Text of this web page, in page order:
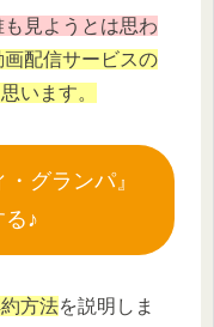
見ようとは思わ
画配信サービスの
います。
グランパ』
る♪
方法を説明しま